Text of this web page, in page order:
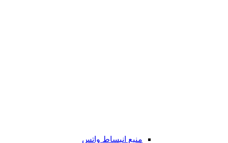
منبع انبساط واتس